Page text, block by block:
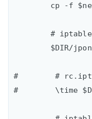
cp -f
#
$DIR/
#        #
#        \time